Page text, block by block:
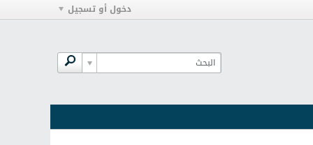
دخول أو تسجيل